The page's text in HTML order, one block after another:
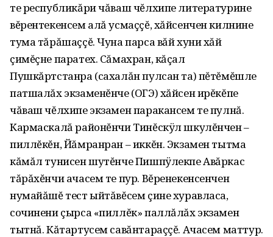
те республикăри чăваш чĕлхипе литературине
вĕрентекенсем алă усмаççĕ, хăйсенчен килнине
тума тăрăшаççĕ. Чуна парса вăй хуни хăй
çимĕçне паратех. Сăмахран, кăçал
Пушкăртстанра (сахалăн пулсан та) пĕтĕмĕшле
патшалăх экзаменĕнче (ОГЭ) хăйсен ирĕкĕпе
чăваш чĕлхипе экзамен паракансем те пулнă.
Кармаскалă районĕнчи Тинĕскÿл шкулĕнчен –
пиллĕкĕн, Йăмранран – иккĕн. Экзамен тытма
кăмăл тунисен шутĕнче Пишпÿлекпе Авăркас
тăрăхĕнчи ачасем те пур. Вĕренекенсенчен
нумайăшĕ тест ыйтăвĕсем çине хуравласа,
сочинени çырса «пиллĕк» паллăлăх экзамен
тытнă. Кăтартусем савăнтараççĕ. Ачасем маттур.